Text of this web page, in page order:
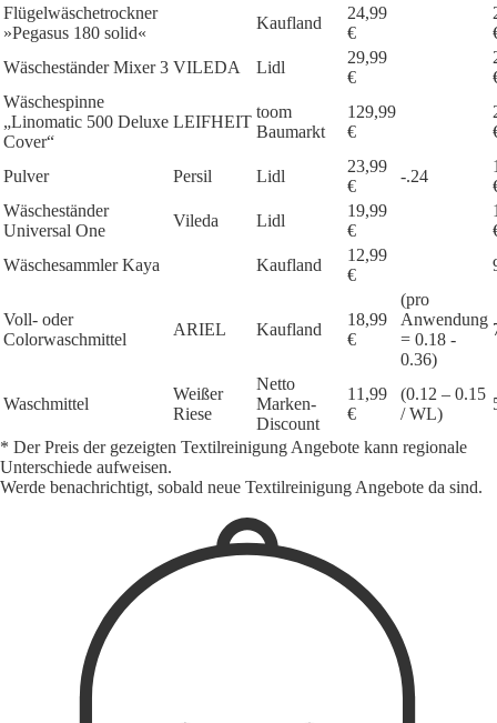
Flügelwäschetrockner
»Pegasus 180 solid«
Kaufland
24,99
€
Wäscheständer Mixer 3 VILEDA Lidl
29,99
€
Wäschespinne
„Linomatic 500 Deluxe
Cover“
LEIFHEIT
toom
Baumarkt
129,99
€
Pulver Persil Lidl
23,99
€
-.24
Wäscheständer
Universal One
Vileda Lidl
19,99
€
Wäschesammler Kaya
Kaufland
12,99
€
Voll- oder
Colorwaschmittel
ARIEL Kaufland
18,99
€
(pro
Anwendung
= 0.18 -
0.36)
Waschmittel
Weißer
Riese
Netto
Marken-
Discount
11,99
€
(0.12 – 0.15
/ WL)
* Der Preis der gezeigten Textilreinigung Angebote kann regionale
Unterschiede aufweisen.
Werde benachrichtigt, sobald neue Textilreinigung Angebote da sind.